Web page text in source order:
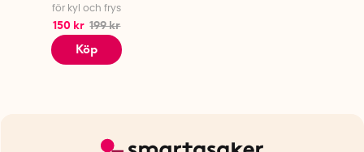
för kyl och frys
150 kr 199 kr
Köp